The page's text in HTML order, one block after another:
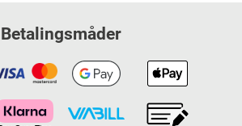
Betalingsmåder